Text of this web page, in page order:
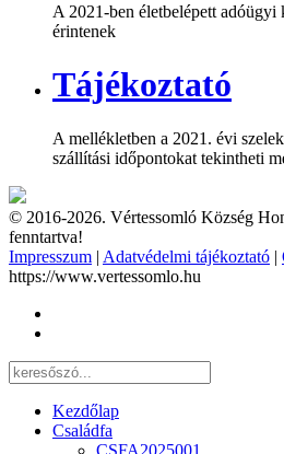
A 2021-ben életbelépett
érintenek
Tájékoztató
A mellékletben a 2021. évi
szállítási időpontokat tekintheti
© 2016-2026. Vértessomló Község
fenntartva!
Impresszum | Adatvédelmi tájékoztató |
https://www.vertessomlo.hu
Kezdőlap
Családfa
CSFA2025001